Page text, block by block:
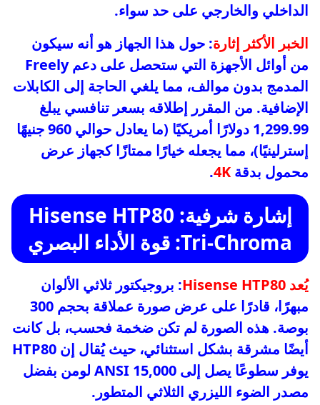
الداخلي والخارجي على حد سواء.
الخبر الأكثر إثارة: حول هذا الجهاز هو أنه سيكون
من أوائل الأجهزة التي ستحصل على دعم Freely
المدمج بدون موالف، مما يلغي الحاجة إلى الكابلات
الإضافية. من المقرر إطلاقه بسعر تنافسي يبلغ
1,299.99 دولارًا أمريكيًا (ما يعادل حوالي 960 جنيهًا
إسترلينيًا)، مما يجعله خيارًا ممتازًا كجهاز عرض
محمول بدقة 4K
.
إشارة شرفية: Hisense HTP80
Tri-Chroma: قوة الأداء البصري
يُعد Hisense HTP80
: بروجيكتور ثلاثي الألوان
مبهرًا، قادرًا على عرض صورة عملاقة بحجم 300
بوصة. هذه الصورة لم تكن ضخمة فحسب، بل كانت
أيضًا مشرقة بشكل استثنائي، حيث يُقال إن HTP80
يوفر سطوعًا يصل إلى 15,000 ANSI لومن بفضل
مصدر الضوء الليزري الثلاثي المتطور.